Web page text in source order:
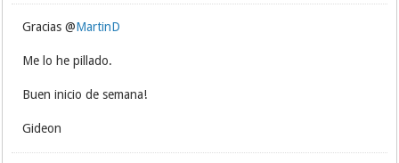
Gracias @MartinD
Me lo he pillado.
Buen inicio de semana!
Gideon